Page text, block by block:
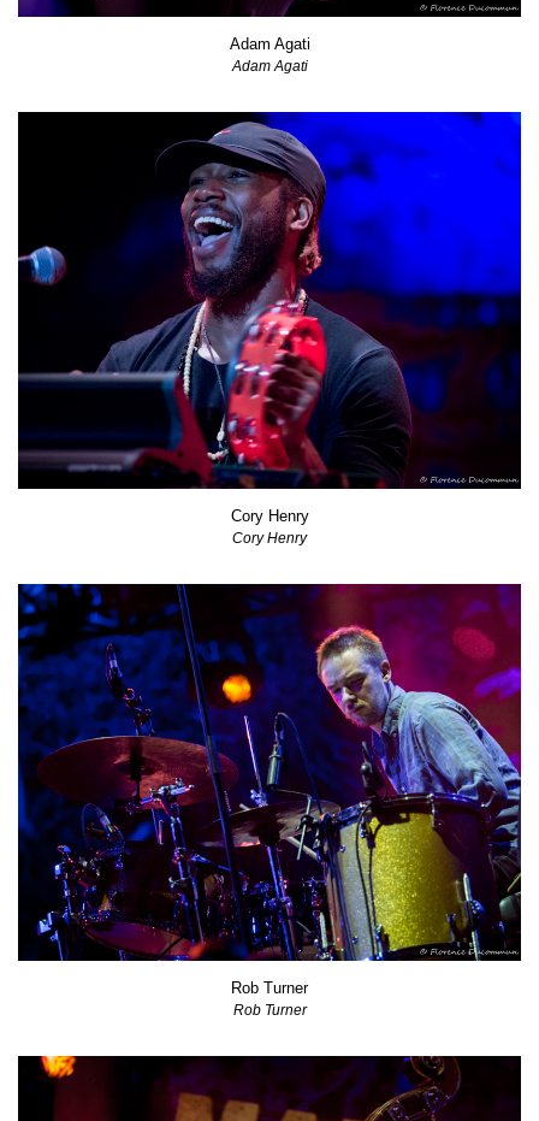
Adam Agati
Adam Agati
Cory Henry
Cory Henry
Rob Turner
Rob Turner